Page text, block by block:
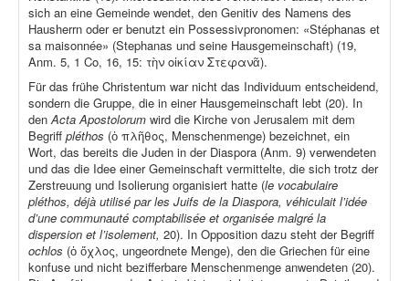
sich an eine Gemeinde wendet, den Genitiv des Namens des
Hausherrn oder er benutzt ein Possessivpronomen: «Stéphanas et
sa maisonnée» (Stephanas und seine Hausgemeinschaft) (19,
Anm. 5, 1 Co, 16, 15: τὴν οἰκίαν Στεφανᾶ).
Für das frühe Christentum war nicht das Individuum entscheidend,
sondern die Gruppe, die in einer Hausgemeinschaft lebt (20). In
denActa Apostolorum wird die Kirche von Jerusalem mit dem
Begriff pléthos (ὁ πλῆθος, Menschenmenge) bezeichnet, ein
Wort, das bereits die Juden in der Diaspora (Anm. 9) verwendeten
und das die Idee einer Gemeinschaft vermittelte, die sich trotz der
Zerstreuung und Isolierung organisiert hatte (le vocabulaire
pléthos, déjà utilisé par les Juifs de la Diaspora, véhiculait l’idée
d’une communauté comptabilisée et organisée malgré la
dispersion et l’isolement, 20). In Opposition dazu steht der Begriff
ochlos (ὁ ὄχλος, ungeordnete Menge), den die Griechen für eine
konfuse und nicht bezifferbare Menschenmenge anwendeten (20).